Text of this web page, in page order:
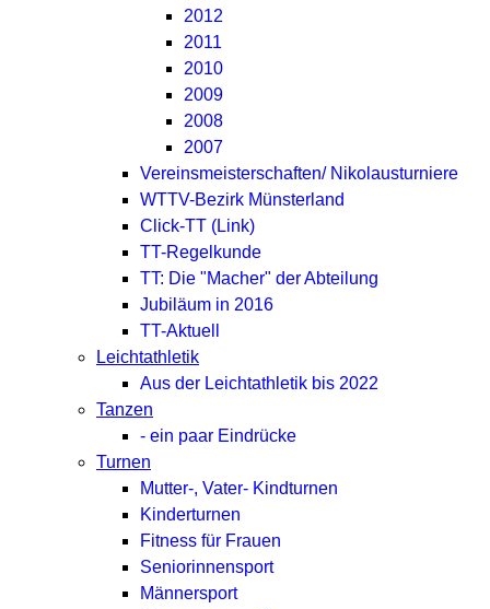
2012
2011
2010
2009
2008
2007
Vereinsmeisterschaften/ Nikolausturniere
WTTV-Bezirk Münsterland
Click-TT (Link)
TT-Regelkunde
TT: Die "Macher" der Abteilung
Jubiläum in 2016
TT-Aktuell
Leichtathletik
Aus der Leichtathletik bis 2022
Tanzen
- ein paar Eindrücke
Turnen
Mutter-, Vater- Kindturnen
Kinderturnen
Fitness für Frauen
Seniorinnensport
Männersport